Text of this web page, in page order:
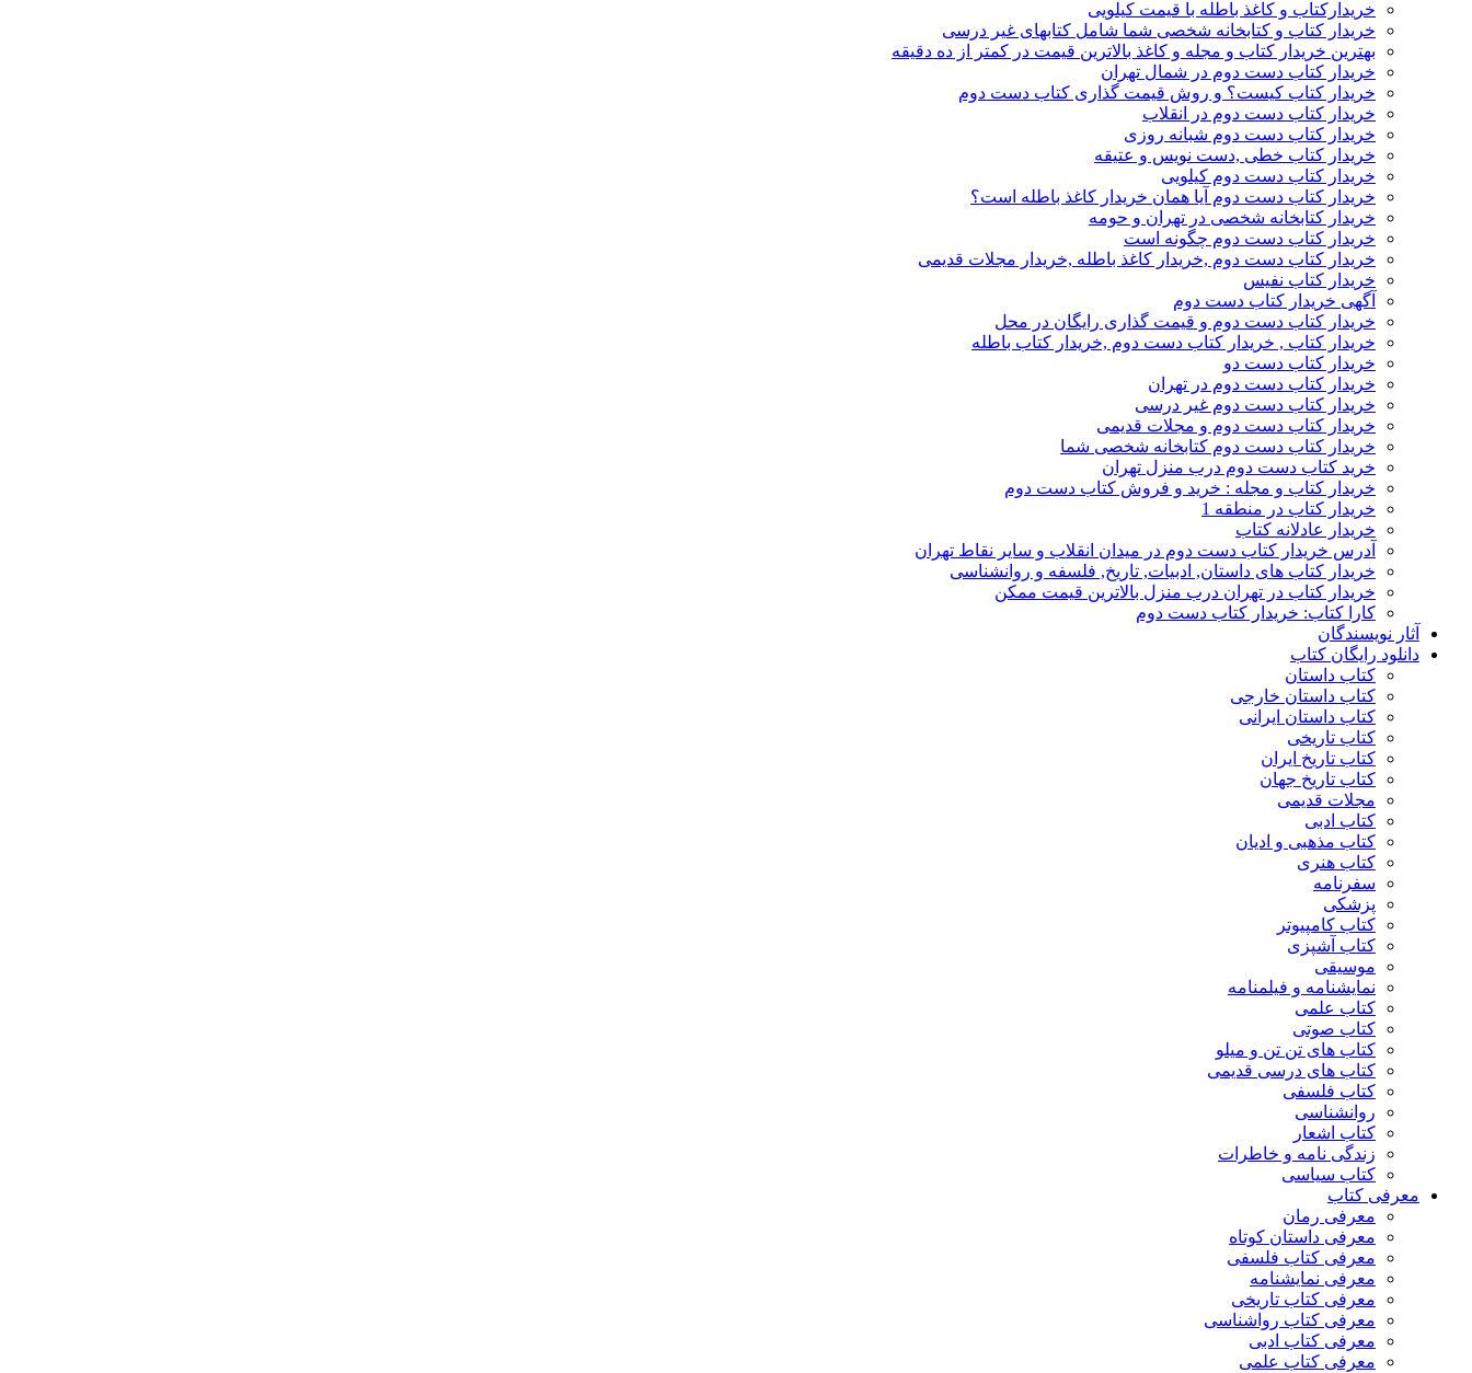
خریدارکتاب و کاغذ باطله با قیمت کیلویی
خریدار کتاب و کتابخانه شخصی شما شامل کتابهای غیر درسی
بهترین خریدار کتاب و مجله و کاغذ بالاترین قیمت در کمتر از ده دقیقه
خریدار کتاب دست دوم در شمال تهران
خریدار کتاب کیست؟ و روش قیمت گذاری کتاب دست دوم
خریدار کتاب دست دوم در انقلاب
خریدار کتاب دست دوم شبانه روزی
خریدار کتاب خطی ,دست نویس و عتیقه
خریدار کتاب دست دوم کیلویی
خریدار کتاب دست دوم آیا همان خریدار کاغذ باطله است؟
خریدار کتابخانه شخصی در تهران و حومه
خریدار کتاب دست دوم چگونه است
خریدار کتاب دست دوم ,خریدار کاغذ باطله ,خریدار مجلات قدیمی
خریدار کتاب نفیس
آگهی خریدار کتاب دست دوم
خریدار کتاب دست دوم و قیمت گذاری رایگان در محل
خریدار کتاب , خریدار کتاب دست دوم ,خریدار کتاب باطله
خریدار کتاب دست دو
خریدار کتاب دست دوم در تهران
خریدار کتاب دست دوم غیر درسی
خریدار کتاب دست دوم و مجلات قدیمی
خریدار کتاب دست دوم کتابخانه شخصی شما
خرید کتاب دست دوم درب منزل تهران
خریدار کتاب و مجله : خرید و فروش کتاب دست دوم
خریدار کتاب در منطقه 1
خریدار عادلانه کتاب
آدرس خریدار کتاب دست دوم در میدان انقلاب و سایر نقاط تهران
خریدار کتاب های داستان, ادبیات, تاریخ, فلسفه و روانشناسی
خریدار کتاب در تهران درب منزل بالاترین قیمت ممکن
کارا کتاب: خریدار کتاب دست دوم
آثار نویسندگان
دانلود رایگان کتاب
کتاب داستان
کتاب داستان خارجی
کتاب داستان ایرانی
کتاب تاریخی
کتاب تاریخ ایران
کتاب تاریخ جهان
مجلات قدیمی
کتاب ادبی
کتاب مذهبی و ادیان
کتاب هنری
سفرنامه
پزشکی
کتاب کامپیوتر
کتاب آشپزی
موسیقی
نمایشنامه و فیلمنامه
کتاب علمی
کتاب صوتی
کتاب های تن تن و میلو
کتاب های درسی قدیمی
کتاب فلسفی
روانشناسی
کتاب اشعار
زندگی نامه و خاطرات
کتاب سیاسی
معرفی کتاب
معرفی رمان
معرفی داستان کوتاه
معرفی کتاب فلسفی
معرفی نمایشنامه
معرفی کتاب تاریخی
معرفی کتاب رواشناسی
معرفی کتاب ادبی
معرفی کتاب علمی